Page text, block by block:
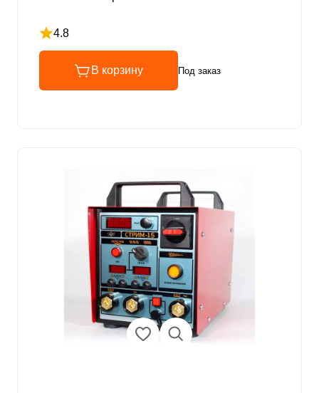
4.8
Рейтинг 4.8 из 5
В корзину Под заказ